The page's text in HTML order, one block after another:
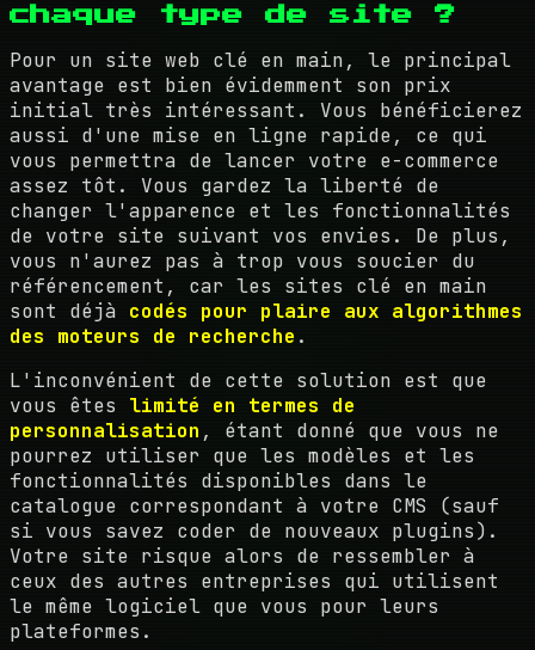
chaque type de site ?
Pour un site web clé en main, le principal
avantage est bien évidemment son prix
initial très intéressant. Vous bénéficierez
aussi d'une mise en ligne rapide, ce qui
vous permettra de lancer votre e-commerce
assez tôt. Vous gardez la liberté de
changer l'apparence et les fonctionnalités
de votre site suivant vos envies. De plus,
vous n'aurez pas à trop vous soucier du
référencement, car les sites clé en main
sont déjà codés pour plaire aux algorithmes
des moteurs de recherche .
L'inconvénient de cette solution est que
vous êtes limité en termes de
personnalisation , étant donné que vous ne
pourrez utiliser que les modèles et les
fonctionnalités disponibles dans le
catalogue correspondant à votre CMS (sauf
si vous savez coder de nouveaux plugins).
Votre site risque alors de ressembler à
ceux des autres entreprises qui utilisent
le même logiciel que vous pour leurs
plateformes.